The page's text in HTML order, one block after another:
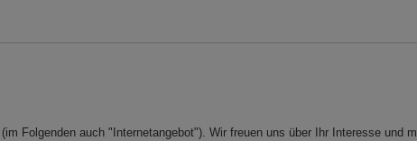
Folgenden auch "Internetangebot"). Wir freuen uns über Ihr Interesse und